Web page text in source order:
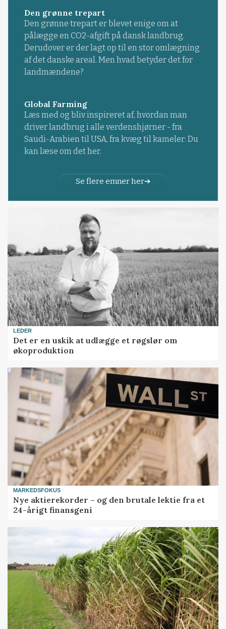
Den grønne trepart
Den grønne trepart er blevet enige om at
pålægge en CO2-afgift på dansk landbrug.
Derudover er der lagt op til en stor omlægning
af det danske areal. Men hvad betyder det for
landmændene?
Global Farming
Læs med og bliv inspireret af, hvordan man
driver landbrug i alle verdenshjørner - fra
Saudi-Arabien til USA, fra kvæg til kameler: Du
kan læse om det her.
Se flere emner her
LEDER
Det er en uskik at udlægge et røgslør om
økoproduktion
MARKEDSFOKUS
Nye aktierekorder – og den brutale lektie fra et
24-årigt finansgeni